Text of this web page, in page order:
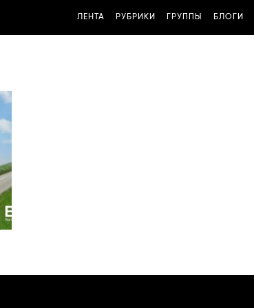
ЛЕНТА РУБРИКИ ГРУППЫ БЛОГИ